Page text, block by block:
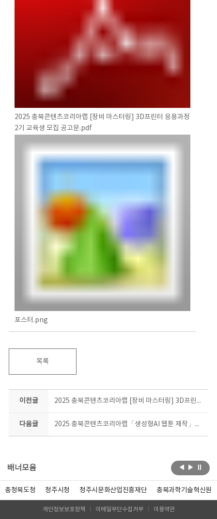
2025 충북콘텐츠코리아랩 [장비 마스터링] 3D프린터 응용과정
2기 교육생 모집 공고문.pdf
포스터.png
목록
이전글 2025 충북콘텐츠코리아랩 [장비 마스터링] 3D프린터운용기능사 자격증 대비과정 1기 교육생 모집 공고
다음글 2025 충북콘텐츠코리아랩「생성형AI 웹툰 제작」교육 수강생 모집공고
배너모음
충청북도청 청주시청 청주시문화산업진흥재단 충북과학기술혁신원
개인정보보호정책 이메일무단수집거부 이용약관